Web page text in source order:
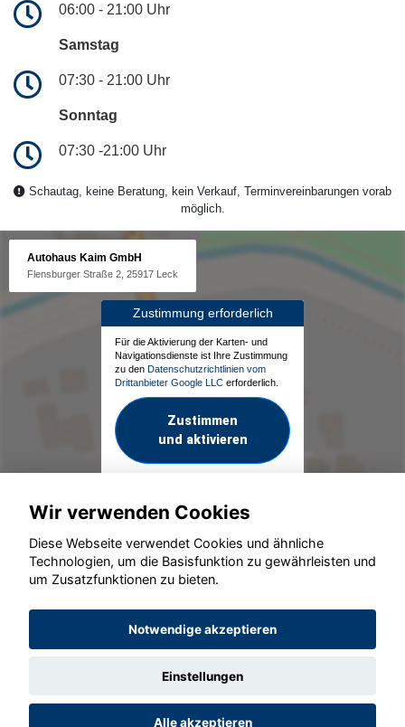
06:00 - 21:00 Uhr
Samstag
07:30 - 21:00 Uhr
Sonntag
07:30 -21:00 Uhr
Schautag, keine Beratung, kein Verkauf, Terminvereinbarungen vorab
möglich.
Autohaus Kaim GmbH
Flensburger Straße 2, 25917 Leck
Zustimmung erforderlich
Für die Aktivierung der Karten- und
Navigationsdienste ist Ihre Zustimmung
zu den Datenschutzrichtlinien vom
Drittanbieter Google LLC erforderlich.
Zustimmen
und aktivieren
© konjunkturmotor.de GmbH 2020 - 2026
Wir verwenden Cookies
Diese Webseite verwendet Cookies und ähnliche
Technologien, um die Basisfunktion zu gewährleisten und
um Zusatzfunktionen zu bieten.
Notwendige akzeptieren
Einstellungen
Alle akzeptieren